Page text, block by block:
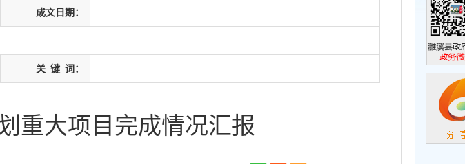
成文日期：
关 键 词：
重大项目完成情况汇报
濉溪县政
政务微信